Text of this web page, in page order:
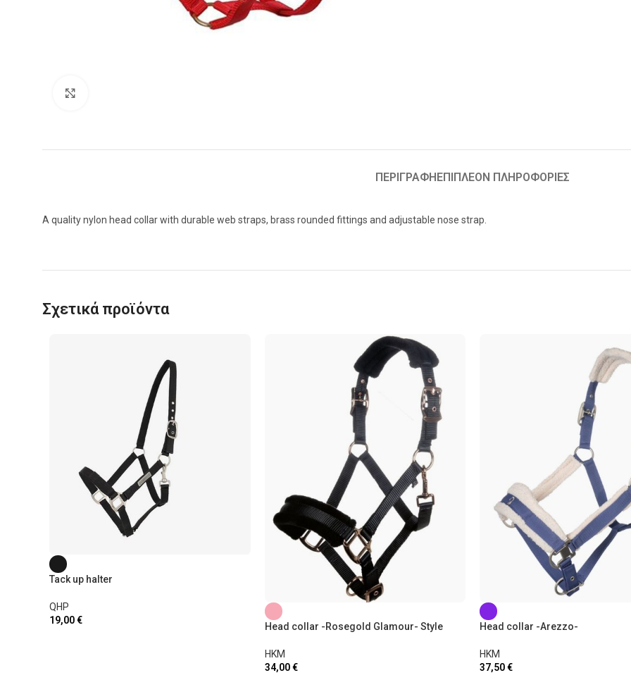
ΠΕΡΙΓΡΑΦΉ ΕΠΙΠΛΈΟΝ ΠΛΗΡΟΦΟΡΊΕΣ
A quality nylon head collar with durable web straps, brass rounded fittings and adjustable nose strap.
Σχετικά προϊόντα
Tack up halter
QHP
19,00€
Head collar -Rosegold Glamour- Style
HKM
34,00€
Head collar -Arezzo-
HKM
37,50€